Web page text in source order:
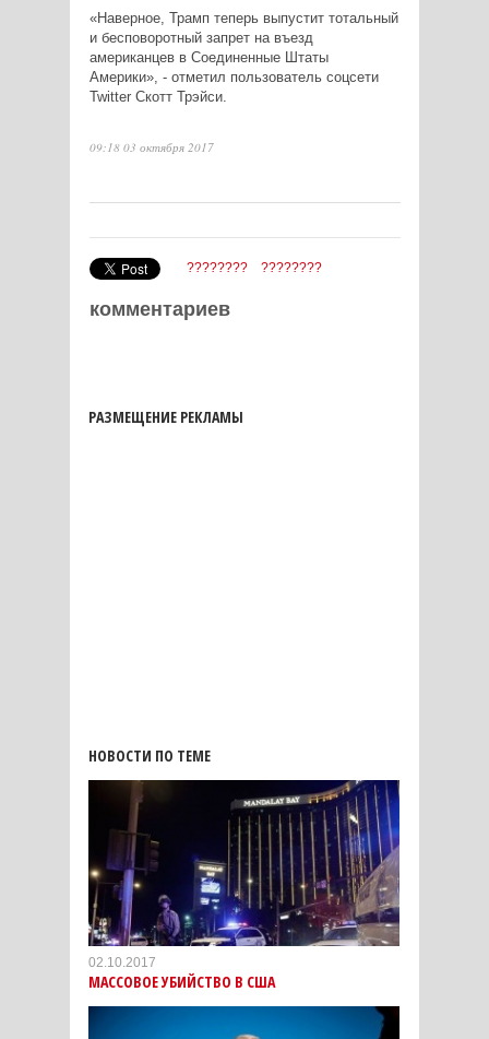
«Наверное, Трамп теперь выпустит тотальный
и бесповоротный запрет на въезд
американцев в Соединенные Штаты
Америки», - отметил пользователь соцсети
Twitter Скотт Трэйси.
09:18 03 октября 2017
???????? ????????
комментариев
РАЗМЕЩЕНИЕ РЕКЛАМЫ
НОВОСТИ ПО ТЕМЕ
02.10.2017
МАССОВОЕ УБИЙСТВО В США